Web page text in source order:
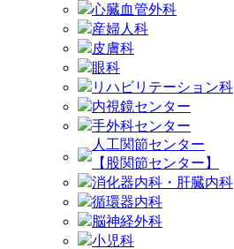
心臓血管外科
産婦人科
皮膚科
眼科
リハビリテーション科
内視鏡センター
手外科センター
人工関節センター
【股関節センター】
消化器内科・肝臓内科
循環器内科
脳神経外科
小児科